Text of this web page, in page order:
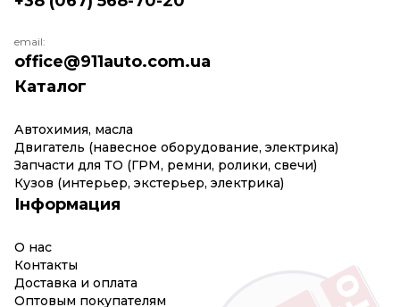
Каталог
Автохимия, масла
Двигатель (навесное оборудование, электрика)
Запчасти для ТО (ГРМ, ремни, ролики, свечи)
Кузов (интерьер, экстерьер, электрика)
Інформация
О нас
Контакты
Доставка и оплата
Оптовым покупателям
email:
office@911auto.com.ua